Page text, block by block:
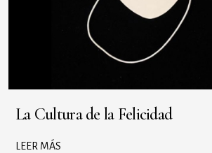
La Cultura de la Felicidad
LEER MÁS